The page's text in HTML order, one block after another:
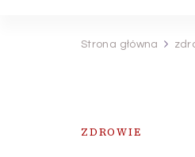
Strona główna
ZDROWIE